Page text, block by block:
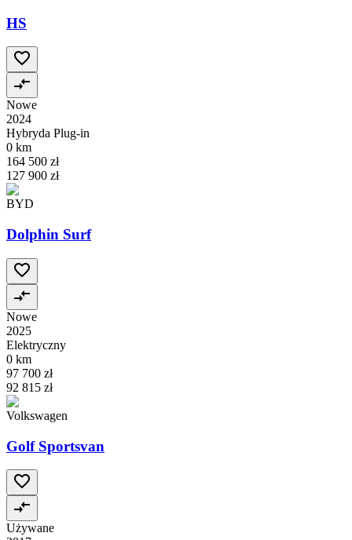
HS
Nowe
2024
Hybryda Plug-in
0 km
164 500 zł
127 900 zł
BYD
Dolphin Surf
Nowe
2025
Elektryczny
0 km
97 700 zł
92 815 zł
Volkswagen
Golf Sportsvan
Używane